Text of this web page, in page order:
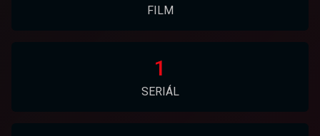
FILM
1
SERIÁL